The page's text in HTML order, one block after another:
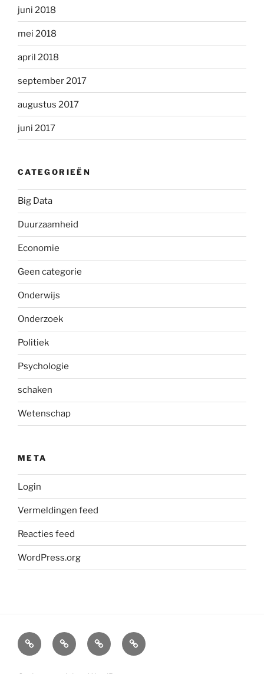
juni 2018
mei 2018
april 2018
september 2017
augustus 2017
juni 2017
CATEGORIEËN
Big Data
Duurzaamheid
Economie
Geen categorie
Onderwijs
Onderzoek
Politiek
Psychologie
schaken
Wetenschap
META
Login
Vermeldingen feed
Reacties feed
WordPress.org
Home
Over
Mij
Mediation
en
Polderen
in